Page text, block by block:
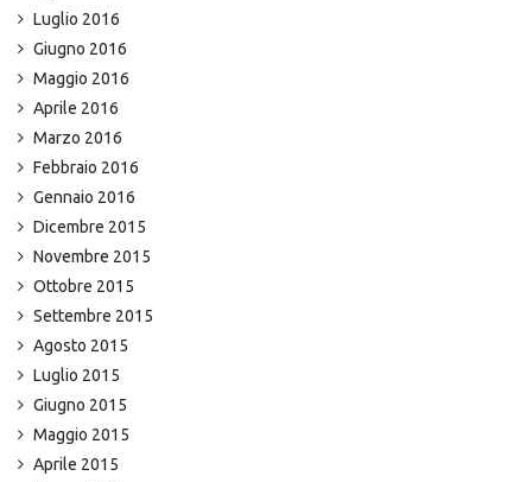
Luglio 2016
Giugno 2016
Maggio 2016
Aprile 2016
Marzo 2016
Febbraio 2016
Gennaio 2016
Dicembre 2015
Novembre 2015
Ottobre 2015
Settembre 2015
Agosto 2015
Luglio 2015
Giugno 2015
Maggio 2015
Aprile 2015